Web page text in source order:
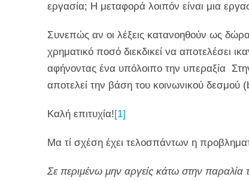
εργασία; Η μεταφορά λοιπόν είναι μια
Συνεπώς αν οι λέξεις κατανοηθούν ως
χρηματικό ποσό διεκδικεί να αποτελέσει
αφήνοντας ένα υπόλοιπο την υπεραξία
αποτελεί την βάση του κοινωνικού δεσμού
Καλή επιτυχία![1]
Μα τί σχέση έχει τελοσπάντων η
Σε περιμένω μην αργείς κάτω στην παραλία